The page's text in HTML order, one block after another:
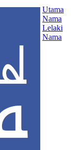
Utama
Nama
Lelaki
Nama